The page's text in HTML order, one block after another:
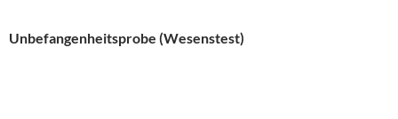
Unbefangenheitsprobe (Wesenstest)